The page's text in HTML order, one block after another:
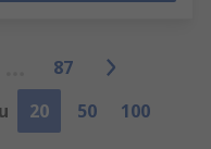
87
20 50 100